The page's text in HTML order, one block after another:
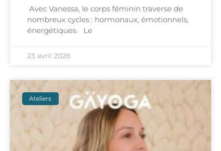
Avec Vanessa, le corps féminin traverse de
nombreux cycles : hormonaux, émotionnels,
énergétiques. Le
23 avril 2026
Ateliers